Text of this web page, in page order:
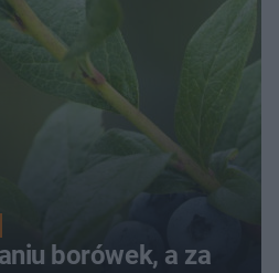
borówek, a za